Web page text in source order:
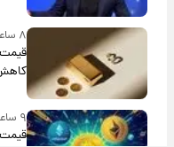
کاهش
۹ ساعت پیش